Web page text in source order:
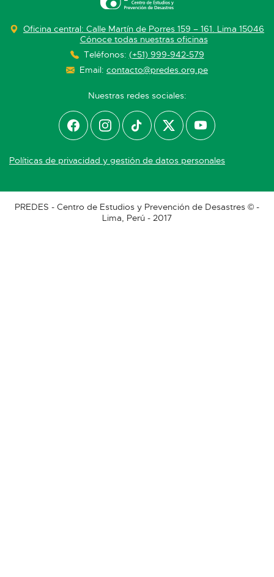
Oficina central: Calle Martín de Porres 159 – 161. Lima 15046
Cónoce todas nuestras oficinas
Teléfonos: (+51) 999-942-579
Email: contacto@predes.org.pe
Nuestras redes sociales:
Políticas de privacidad y gestión de datos personales
PREDES - Centro de Estudios y Prevención de Desastres © -
Lima, Perú - 2017